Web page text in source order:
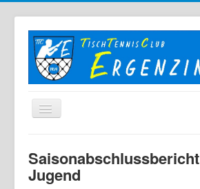
Der TTC
Jugend